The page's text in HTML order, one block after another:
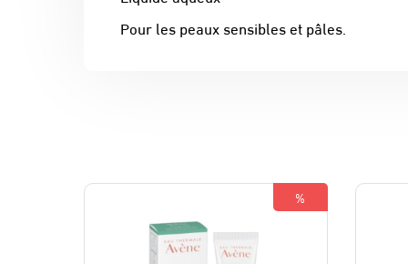
Pour les peaux sensibles et pâles.
%